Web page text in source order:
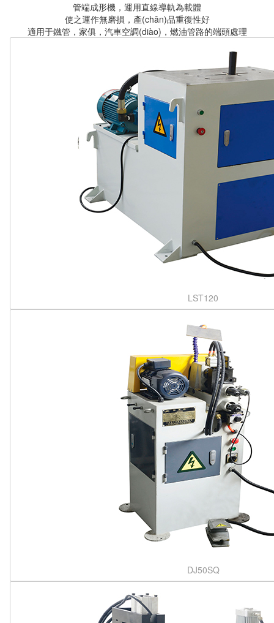
管端成形機，運用直線導軌為載體
使之運作無磨損，產(chǎn)品重復性好
適用于鐵管，家俱，汽車空調(diào)，燃油管路的端頭處理
LST120
DJ50SQ